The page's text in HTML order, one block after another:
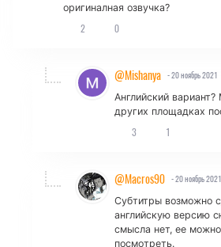
оригиналная озвучка?
2 0
@Mishanya - 20 ноябрь 2021
Английский
других площадках
3 1
@Macros90 - 20 ноябрь 2021
Субтитры возможно
английскую версию
смысла нет, ее
посмотреть.